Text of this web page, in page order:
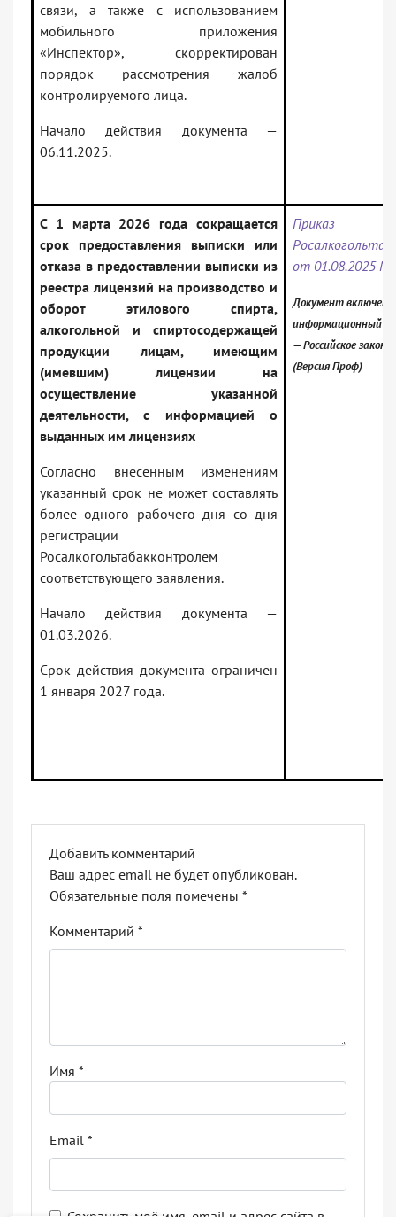
связи, а также с использованием
мобильного приложения
«Инспектор», скорректирован
порядок рассмотрения жалоб
контролируемого лица.
Начало действия документа —
06.11.2025.
С 1 марта2026 года сокращается
срок предоставления выписки или
отказа в предоставлении выписки из
реестра лицензий на производство и
оборот этилового спирта,
алкогольной и спиртосодержащей
продукции лицам, имеющим
(имевшим) лицензии на
осуществление указанной
деятельности, с информацией о
выданных им лицензиях
Согласно внесенным изменениям
указанный срок не может составлять
более одного рабочего дня со дня
регистрации
Росалкогольтабакконтролем
соответствующего заявления.
Начало действия документа —
01.03.2026.
Срок действия документа ограничен
1 января 2027 года.
Приказ
от 01.08.2025 N
Документ включен в
информационный
— Российское
(Версия Проф)
Добавить комментарий
Ваш адрес email не будет опубликован.
Обязательные поля помечены *
Комментарий *
Имя *
Email *